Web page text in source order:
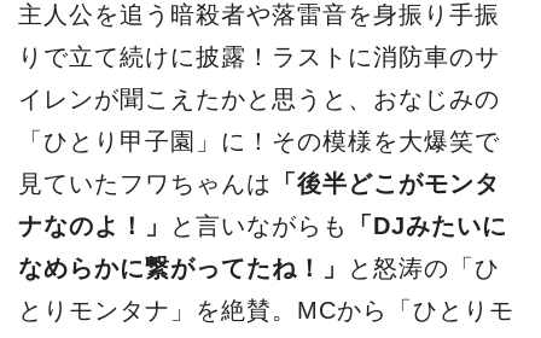
主人公を追う暗殺者や落雷音を身振り手振
りで立て続けに披露！ラストに消防車のサ
イレンが聞こえたかと思うと、おなじみの
「ひとり甲子園」に！その模様を大爆笑で
見ていたフワちゃんは
「後半どこがモンタ
ナなのよ！」
と言いながらも
「DJみたいに
なめらかに繋がってたね！」
と怒涛の「ひ
とりモンタナ」を絶賛。MCから「ひとりモ